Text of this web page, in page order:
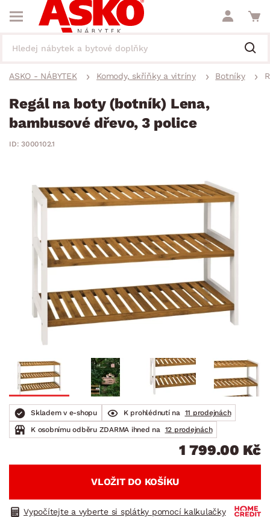
ASKO - NÁBYTEK Komody, skříňky a vitríny Botníky
Regál na boty (botník) Lena,
bambusové dřevo, 3 police
ID: 3000102.1
Skladem v e-shopu K prohlédnutí na
11 prodejnách
K osobnímu odběru ZDARMA ihned na
12 prodejnách
1 799.00 Kč
VLOŽIT DO KOŠÍKU
Vypočítejte a vyberte si splátky pomocí kalkulačky